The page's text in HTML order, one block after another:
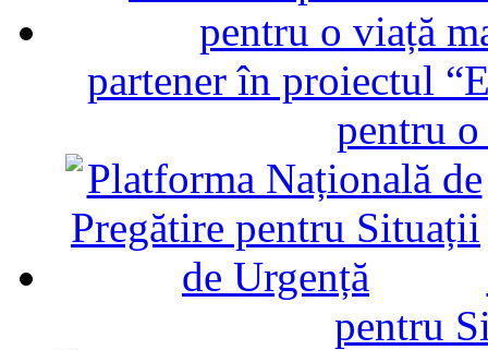
partener în proiectul
pentru
pentru